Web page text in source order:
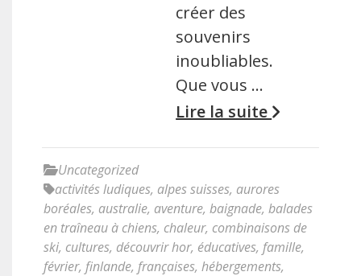
créer des
souvenirs
inoubliables.
Que vous …
Lire la suite
Uncategorized
activités ludiques, alpes suisses, aurores
boréales, australie, aventure, baignade, balades
en traîneau à chiens, chaleur, combinaisons de
ski, cultures, découvrir hor, éducatives, famille,
février, finlande, françaises, hébergements,